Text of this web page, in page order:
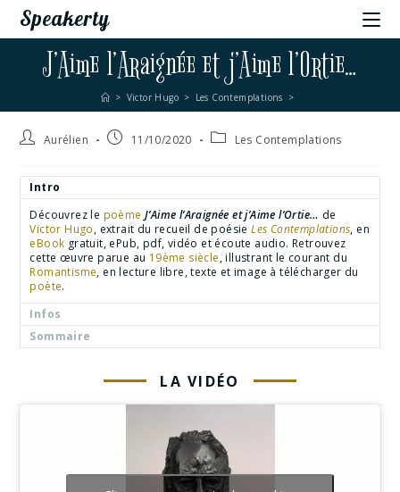
Speakerty
J’Aime l’Araignée et j’Aime l’Ortie…
> Victor Hugo > Les Contemplations >
Aurélien 11/10/2020 Les Contemplations
Intro
Découvrez le poème J’Aime l’Araignée et j’Aime l’Ortie… de
Victor Hugo, extrait du recueil de poésieLes Contemplations, en
eBook gratuit, ePub, pdf, vidéo et écoute audio. Retrouvez
cette œuvre parue au 19ème siècle, illustrant le courant du
Romantisme, en lecture libre, texte et image à télécharger du
poète.
Infos
Sommaire
LA VIDÉO